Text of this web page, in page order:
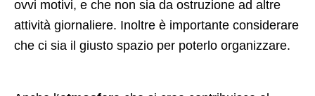
ovvi motivi, e che non sia da ostruzione ad altre
attività giornaliere. Inoltre è importante considerare
che ci sia il giusto spazio per poterlo organizzare.